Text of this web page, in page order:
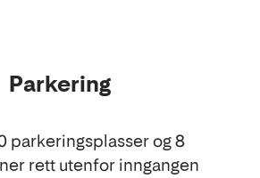
Parkering
parkeringsplasser og 8
rett utenfor inngangen